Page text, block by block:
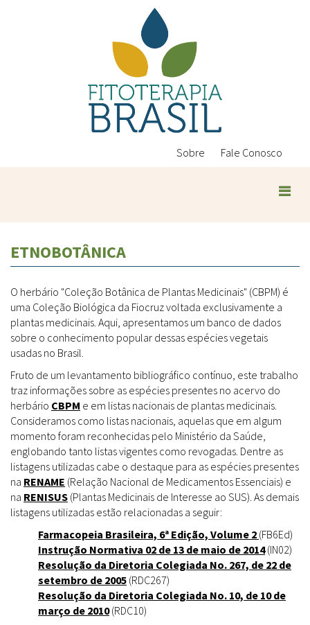
Sobre Fale Conosco
ETNOBOTÂNICA
O herbário "Coleção Botânica de Plantas Medicinais" (CBPM) é
uma Coleção Biológica da Fiocruz voltada exclusivamente a
plantas medicinais. Aqui, apresentamos um banco de dados
sobre o conhecimento popular dessas espécies vegetais
usadas no Brasil.
Fruto de um levantamento bibliográfico contínuo, este trabalho
traz informações sobre as espécies presentes no acervo do
herbário CBPM e em listas nacionais de plantas medicinais.
Consideramos como listas nacionais, aquelas que em algum
momento foram reconhecidas pelo Ministério da Saúde,
englobando tanto listas vigentes como revogadas. Dentre as
listagens utilizadas cabe o destaque para as espécies presentes
na RENAME (Relação Nacional de Medicamentos Essenciais) e
na RENISUS (Plantas Medicinais de Interesse ao SUS). As demais
listagens utilizadas estão relacionadas a seguir:
Farmacopeia Brasileira, 6ª Edição, Volume 2 (FB6Ed)
Instrução Normativa 02 de 13 de maio de 2014(IN02)
Resolução da Diretoria Colegiada No. 267, de 22 de
setembro de 2005 (RDC267)
Resolução da Diretoria Colegiada No. 10, de 10 de
março de 2010(RDC10)